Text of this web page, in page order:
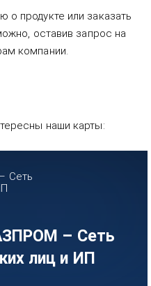
продукте или заказать
оставив запрос на
компании.
наши карты:
– Сеть
лиц и ИП